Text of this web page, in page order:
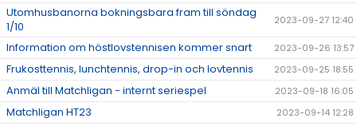
Utomhusbanorna bokningsbara fram till söndag
1/10
2023-09-27 12:40
Information om höstlovstennisen kommer snart 2023-09-26 13:57
Frukosttennis, lunchtennis, drop-in och lovtennis 2023-09-25 18:55
Anmäl till Matchligan - internt seriespel 2023-09-18 16:05
Matchligan HT23 2023-09-14 12:28